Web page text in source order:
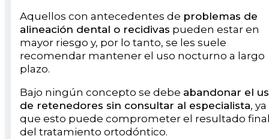
Aquellos con antecedentes de problemas de
alineación dental o recidivas pueden estar en
mayor riesgo y, por lo tanto, se les suele
recomendar mantener el uso nocturno a largo
plazo.
Bajo ningún concepto se debe abandonar el
de retenedores sin consultar al especialista, ya
que esto puede comprometer el resultado
del tratamiento ortodóntico.